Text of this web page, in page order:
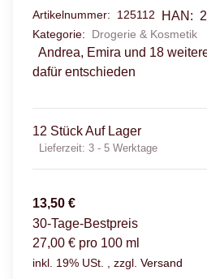
Artikelnummer: 125112 HAN:
Kategorie: Drogerie & Kosmetik
Andrea, Emira und 18
dafür entschieden
12 Stück Auf Lager
Lieferzeit: 3 - 5 Werktage
13,50 €
30-Tage-Bestpreis
27,00 € pro 100 ml
inkl. 19% USt. , zzgl. Versand